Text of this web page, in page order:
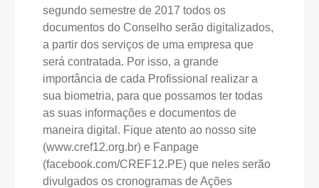
segundo semestre de 2017 todos os
documentos do Conselho serão digitalizados,
a partir dos serviços de uma empresa que
será contratada. Por isso, a grande
importância de cada Profissional realizar a
sua biometria, para que possamos ter todas
as suas informações e documentos de
maneira digital. Fique atento ao nosso site
(www.cref12.org.br) e Fanpage
(facebook.com/CREF12.PE) que neles serão
divulgados os cronogramas de Ações